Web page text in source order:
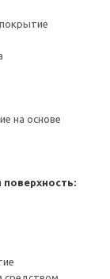
на основе
поверхность: